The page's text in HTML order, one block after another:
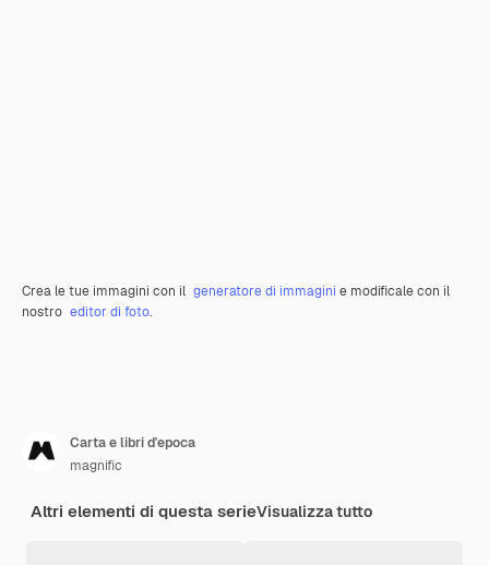
Crea le tue immagini con il generatore di immagini e modificale con il
nostro editor di foto.
Carta e libri d'epoca
magnific
Altri elementi di questa serieVisualizza tutto